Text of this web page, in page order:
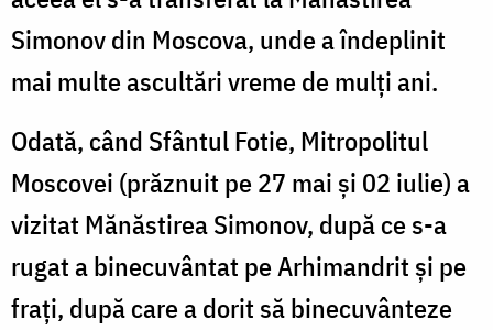
Simonov din Moscova, unde a îndeplinit
mai multe ascultări vreme de mulți ani.
Odată, când Sfântul Fotie, Mitropolitul
Moscovei (prăznuit pe 27 mai și 02 iulie) a
vizitat Mănăstirea Simonov, după ce s-a
rugat a binecuvântat pe Arhimandrit și pe
frați, după care a dorit să binecuvânteze